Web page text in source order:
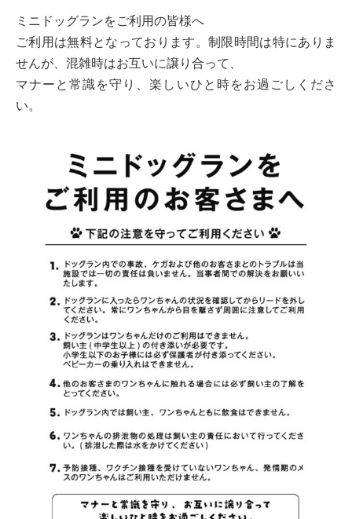
ミニドッグランをご利用の皆様へ
ご利用は無料となっております。制限時間は特にありま
せんが、混雑時はお互いに譲り合って、
マナーと常識を守り、楽しいひと時をお過ごしくださ
い。